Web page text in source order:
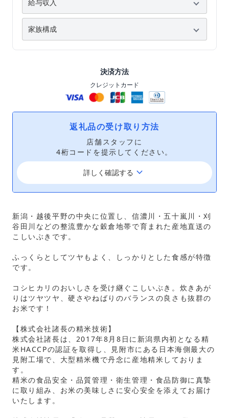
決済方法
クレジットカード
返礼品の受け取り方法
店舗スタッフに
4桁コードを提示してください。
詳しく確認する keyboard_arrow_down
新潟・越後平野の中央に位置し、信濃川・五十嵐川・刈
谷田川などの整流豊かな穀倉地帯で育まれた産地直送の
こしいぶきです。
ふっくらとしてツヤもよく、しっかりとした食感が特徴
です。
コシヒカリのおいしさを受け継ぐこしいぶき。炊きあが
りはツヤツヤ、硬さやねばりのバランスの良さも抜群の
お米です！
【株式会社諸長の精米技術】
株式会社諸長は、2017年8月8日に新潟県内初となる精
米HACCPの認証を取得し、見附市にある日本海側最大の
見附工場で、大型精米機で丹念に産地精米しておりま
す。
精米の食品安全・品質管理・衛生管理・食品防御に真摯
に取り組み、お米の美味しさに安心安全を添えてお届け
いたします。